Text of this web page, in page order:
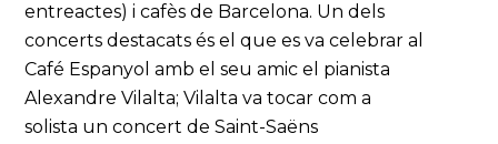
entreactes) i cafès de Barcelona. Un dels
concerts destacats és el que es va celebrar al
Café Espanyol amb el seu amic el pianista
Alexandre Vilalta; Vilalta va tocar com a
solista un concert de Saint-Saëns